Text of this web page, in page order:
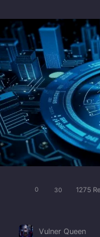
0 30 1275
Vulner Queen